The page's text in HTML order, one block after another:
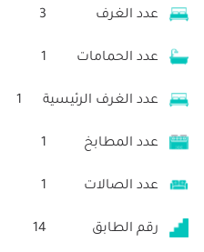
عدد الغرف 3
عدد الحمامات 1
عدد الغرف الرئيسية 1
عدد المطابخ 1
عدد الصالات 1
رقم الطابق 14